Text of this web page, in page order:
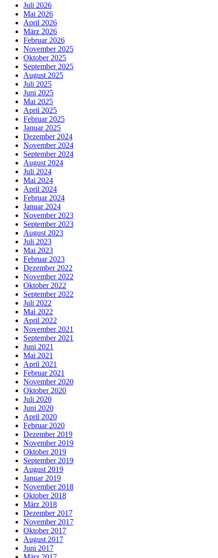
Juli 2026
Mai 2026
April 2026
März 2026
Februar 2026
November 2025
Oktober 2025
September 2025
August 2025
Juli 2025
Juni 2025
Mai 2025
April 2025
Februar 2025
Januar 2025
Dezember 2024
November 2024
September 2024
August 2024
Juli 2024
Mai 2024
April 2024
Februar 2024
Januar 2024
November 2023
September 2023
August 2023
Juli 2023
Mai 2023
Februar 2023
Dezember 2022
November 2022
Oktober 2022
September 2022
Juli 2022
Mai 2022
April 2022
November 2021
September 2021
Juni 2021
Mai 2021
April 2021
Februar 2021
November 2020
Oktober 2020
Juli 2020
Juni 2020
April 2020
Februar 2020
Dezember 2019
November 2019
Oktober 2019
September 2019
August 2019
Januar 2019
November 2018
Oktober 2018
März 2018
Dezember 2017
November 2017
Oktober 2017
August 2017
Juni 2017